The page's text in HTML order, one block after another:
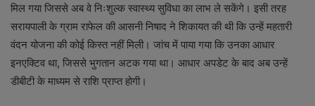
मिल गया जिससे अब वे निःशुल्क स्वास्थ्य सुविधा का लाभ ले सकेंगे। इसी तरह
सरायपाली के ग्राम राफेल की आसनी निषाद ने शिकायत की थी कि उन्हें महतारी
वंदन योजना की कोई किस्त नहीं मिली। जांच में पाया गया कि उनका आधार
इनएक्टिव था, जिससे भुगतान अटक गया था। आधार अपडेट के बाद अब उन्हें
डीबीटी के माध्यम से राशि प्राप्त होगी।